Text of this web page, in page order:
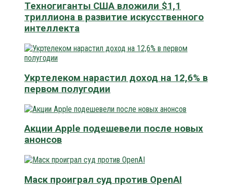
Техногиганты США вложили $1,1
триллиона в развитие искусственного
интеллекта
Укртелеком нарастил доход на 12,6% в
первом полугодии
Акции Apple подешевели после новых
анонсов
Маск проиграл суд против OpenAI